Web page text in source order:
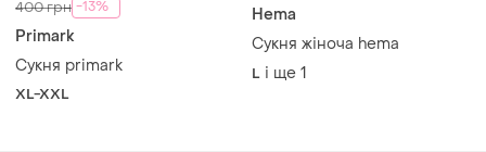
Завантажуйте додаток